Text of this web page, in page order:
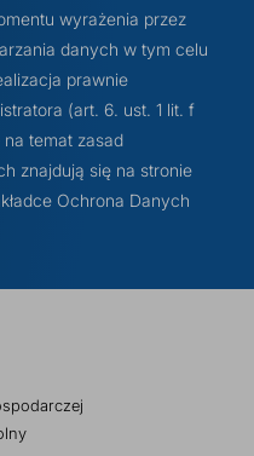
wyrażenia przez
danych w tym celu
prawnie
(art. 6. ust. 1 lit. f
na temat zasad
znajdują się na stronie
Ochrona Danych